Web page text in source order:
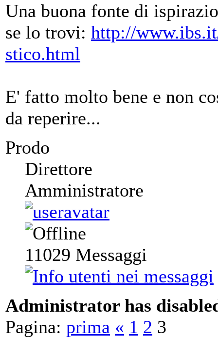
Una buona fonte di
se lo trovi: http://
stico.html
E' fatto molto bene e non
da reperire...
Prodo
Direttore
Amministratore
11029 Messaggi
Administrator has
Pagina: prima « 1 2 3